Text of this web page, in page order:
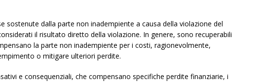
sostenute dalla parte non inadempiente a causa della violazione del
il risultato diretto della violazione. In genere, sono recuperabili
la parte non inadempiente per i costi, ragionevolmente,
o mitigare ulteriori perdite.
e consequenziali, che compensano specifiche perdite finanziarie, i